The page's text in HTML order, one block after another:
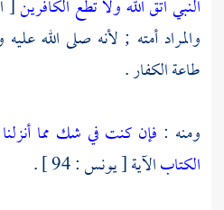
النبي اتق الله ولا تطع الكافرين
والمراد أمته ; لأنه صلى الله
طاعة الكفار .
ومنه : فإن كنت في شك مما
الكتابالآية [ يونس : 94 ] .